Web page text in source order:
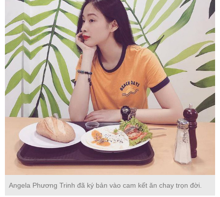
Angela Phương Trinh đã ký bản vào cam kết ăn chay trọn đời.